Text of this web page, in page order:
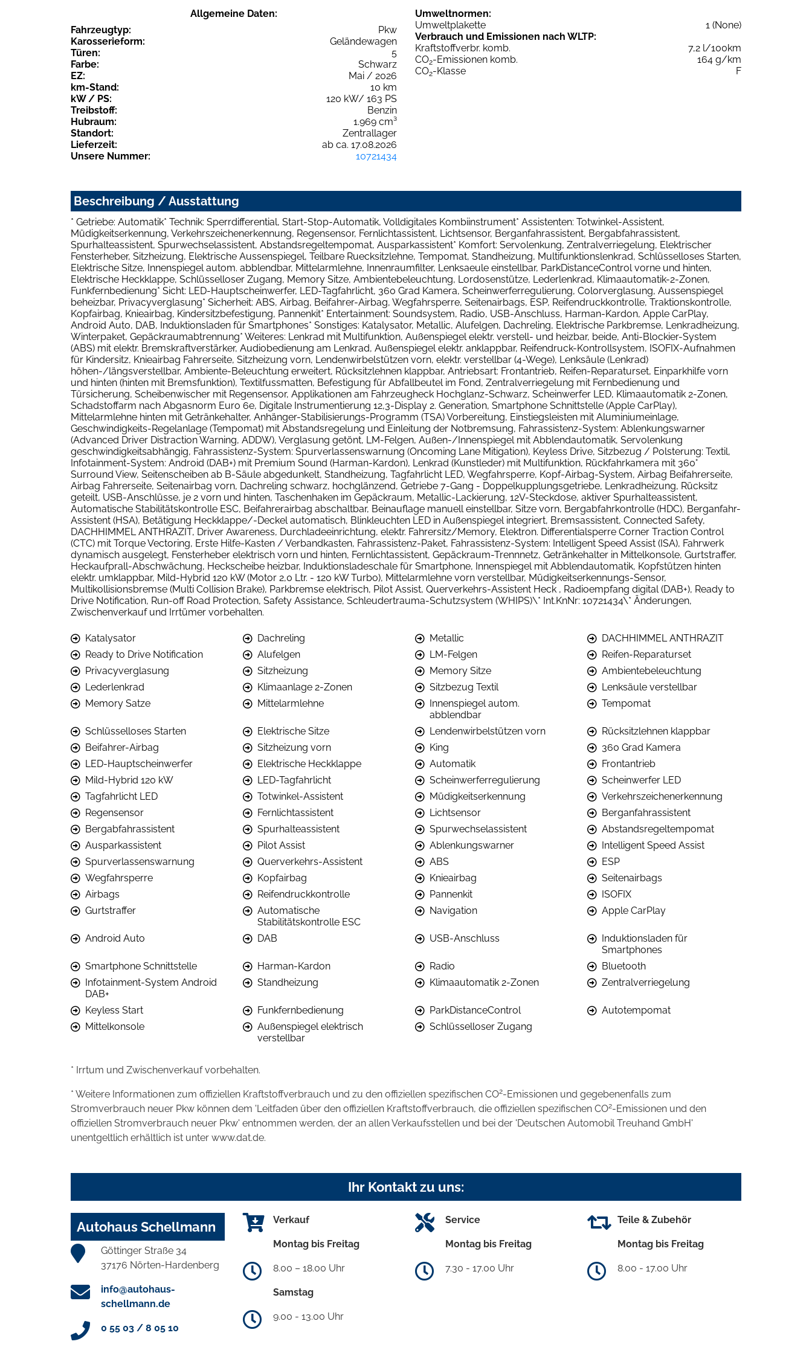
Allgemeine Daten:
Fahrzeugtyp:
Pkw
Karosserieform:
Geländewagen
Türen:
5
Farbe:
Schwarz
EZ:
Mai / 2026
km-Stand:
10 km
kW / PS:
120 kW/ 163 PS
Treibstoff:
Benzin
Hubraum:
1.969 cm³
Standort:
Zentrallager
Lieferzeit:
ab ca. 17.08.2026
Unsere Nummer:
10721434
Umweltnormen:
Umweltplakette
1 (None)
Verbrauch und Emissionen nach WLTP:
Kraftstoffverbr. komb.
7,2 l/100km
CO2-Emissionen komb.
164 g/km
CO2-Klasse F
Beschreibung / Ausstattung
* Getriebe: Automatik* Technik: Sperrdifferential, Start-Stop-Automatik, Volldigitales Kombiinstrument* Assistenten: Totwinkel-Assistent,
Müdigkeitserkennung, Verkehrszeichenerkennung, Regensensor, Fernlichtassistent, Lichtsensor, Berganfahrassistent, Bergabfahrassistent,
Spurhalteassistent, Spurwechselassistent, Abstandsregeltempomat, Ausparkassistent* Komfort: Servolenkung, Zentralverriegelung, Elektrischer
Fensterheber, Sitzheizung, Elektrische Aussenspiegel, Teilbare Ruecksitzlehne, Tempomat, Standheizung, Multifunktionslenkrad, Schlüsselloses Starten,
Elektrische Sitze, Innenspiegel autom. abblendbar, Mittelarmlehne, Innenraumfilter, Lenksaeule einstellbar, ParkDistanceControl vorne und hinten,
Elektrische Heckklappe, Schlüsselloser Zugang, Memory Sitze, Ambientebeleuchtung, Lordosenstütze, Lederlenkrad, Klimaautomatik-2-Zonen,
Funkfernbedienung* Sicht: LED-Hauptscheinwerfer, LED-Tagfahrlicht, 360 Grad Kamera, Scheinwerferregulierung, Colorverglasung, Aussenspiegel
beheizbar, Privacyverglasung* Sicherheit: ABS, Airbag, Beifahrer-Airbag, Wegfahrsperre, Seitenairbags, ESP, Reifendruckkontrolle, Traktionskontrolle,
Kopfairbag, Knieairbag, Kindersitzbefestigung, Pannenkit* Entertainment: Soundsystem, Radio, USB-Anschluss, Harman-Kardon, Apple CarPlay,
Android Auto, DAB, Induktionsladen für Smartphones* Sonstiges: Katalysator, Metallic, Alufelgen, Dachreling, Elektrische Parkbremse, Lenkradheizung,
Winterpaket, Gepäckraumabtrennung* Weiteres: Lenkrad mit Multifunktion, Außenspiegel elektr. verstell- und heizbar, beide, Anti-Blockier-System
(ABS) mit elektr. Bremskraftverstärker, Audiobedienung am Lenkrad, Außenspiegel elektr. anklappbar, Reifendruck-Kontrollsystem, ISOFIX-Aufnahmen
für Kindersitz, Knieairbag Fahrerseite, Sitzheizung vorn, Lendenwirbelstützen vorn, elektr. verstellbar (4-Wege), Lenksäule (Lenkrad)
höhen-/längsverstellbar, Ambiente-Beleuchtung erweitert, Rücksitzlehnen klappbar, Antriebsart: Frontantrieb, Reifen-Reparaturset, Einparkhilfe vorn
und hinten (hinten mit Bremsfunktion), Textilfussmatten, Befestigung für Abfallbeutel im Fond, Zentralverriegelung mit Fernbedienung und
Türsicherung, Scheibenwischer mit Regensensor, Applikationen am Fahrzeugheck Hochglanz-Schwarz, Scheinwerfer LED, Klimaautomatik 2-Zonen,
Schadstoffarm nach Abgasnorm Euro 6e, Digitale Instrumentierung 12,3-Display 2. Generation, Smartphone Schnittstelle (Apple CarPlay),
Mittelarmlehne hinten mit Getränkehalter, Anhänger-Stabilisierungs-Programm (TSA) Vorbereitung, Einstiegsleisten mit Aluminiumeinlage,
Geschwindigkeits-Regelanlage (Tempomat) mit Abstandsregelung und Einleitung der Notbremsung, Fahrassistenz-System: Ablenkungswarner
(Advanced Driver Distraction Warning, ADDW), Verglasung getönt, LM-Felgen, Außen-/Innenspiegel mit Abblendautomatik, Servolenkung
geschwindigkeitsabhängig, Fahrassistenz-System: Spurverlassenswarnung (Oncoming Lane Mitigation), Keyless Drive, Sitzbezug / Polsterung: Textil,
Infotainment-System: Android (DAB+) mit Premium Sound (Harman-Kardon), Lenkrad (Kunstleder) mit Multifunktion, Rückfahrkamera mit 360°
Surround View, Seitenscheiben ab B-Säule abgedunkelt, Standheizung, Tagfahrlicht LED, Wegfahrsperre, Kopf-Airbag-System, Airbag Beifahrerseite,
Airbag Fahrerseite, Seitenairbag vorn, Dachreling schwarz, hochglänzend, Getriebe 7-Gang - Doppelkupplungsgetriebe, Lenkradheizung, Rücksitz
geteilt, USB-Anschlüsse, je 2 vorn und hinten, Taschenhaken im Gepäckraum, Metallic-Lackierung, 12V-Steckdose, aktiver Spurhalteassistent,
Automatische Stabilitätskontrolle ESC, Beifahrerairbag abschaltbar, Beinauflage manuell einstellbar, Sitze vorn, Bergabfahrkontrolle (HDC), Berganfahr-
Assistent (HSA), Betätigung Heckklappe/-Deckel automatisch, Blinkleuchten LED in Außenspiegel integriert, Bremsassistent, Connected Safety,
DACHHIMMEL ANTHRAZIT, Driver Awareness, Durchladeeinrichtung, elektr. Fahrersitz/Memory, Elektron. Differentialsperre Corner Traction Control
(CTC) mit Torque Vectoring, Erste Hilfe-Kasten / Verbandkasten, Fahrassistenz-Paket, Fahrassistenz-System: Intelligent Speed Assist (ISA), Fahrwerk
dynamisch ausgelegt, Fensterheber elektrisch vorn und hinten, Fernlichtassistent, Gepäckraum-Trennnetz, Getränkehalter in Mittelkonsole, Gurtstraffer,
Heckaufprall-Abschwächung, Heckscheibe heizbar, Induktionsladeschale für Smartphone, Innenspiegel mit Abblendautomatik, Kopfstützen hinten
elektr. umklappbar, Mild-Hybrid 120 kW (Motor 2,0 Ltr. - 120 kW Turbo), Mittelarmlehne vorn verstellbar, Müdigkeitserkennungs-Sensor,
Multikollisionsbremse (Multi Collision Brake), Parkbremse elektrisch, Pilot Assist, Querverkehrs-Assistent Heck , Radioempfang digital (DAB+), Ready to
Drive Notification, Run-off Road Protection, Safety Assistance, Schleudertrauma-Schutzsystem (WHIPS)\* Int.KnNr: 10721434\* Änderungen,
Zwischenverkauf und Irrtümer vorbehalten.
Katalysator Dachreling Metallic
DACHHIMMEL ANTHRAZIT
Ready to Drive Notification
Alufelgen LM-Felgen
Reifen-Reparaturset
Privacyverglasung
Sitzheizung Memory Sitze
Ambientebeleuchtung
Lederlenkrad
Klimaanlage 2-Zonen Sitzbezug Textil
Lenksäule verstellbar
Memory Satze
Mittelarmlehne
Innenspiegel autom.
abblendbar
Tempomat
Schlüsselloses Starten Elektrische Sitze Lendenwirbelstützen vorn
Rücksitzlehnen klappbar
Beifahrer-Airbag
Sitzheizung vorn King
360 Grad Kamera
LED-Hauptscheinwerfer
Elektrische Heckklappe Automatik
Frontantrieb
Mild-Hybrid 120 kW
LED-Tagfahrlicht Scheinwerferregulierung
Scheinwerfer LED
Tagfahrlicht LED
Totwinkel-Assistent Müdigkeitserkennung
Verkehrszeichenerkennung
Regensensor
Fernlichtassistent Lichtsensor
Berganfahrassistent
Bergabfahrassistent
Spurhalteassistent Spurwechselassistent
Abstandsregeltempomat
Ausparkassistent
Pilot Assist Ablenkungswarner
Intelligent Speed Assist
Spurverlassenswarnung
Querverkehrs-Assistent ABS
ESP
Wegfahrsperre
Kopfairbag Knieairbag
Seitenairbags
Airbags
Reifendruckkontrolle Pannenkit
ISOFIX
Gurtstraffer
Automatische
Stabilitätskontrolle ESC
Navigation Apple CarPlay
Android Auto DAB USB-Anschluss
Induktionsladen für
Smartphones
Smartphone Schnittstelle
Harman-Kardon Radio
Bluetooth
Infotainment-System Android
DAB+
Standheizung Klimaautomatik 2-Zonen Zentralverriegelung
Keyless Start Funkfernbedienung ParkDistanceControl
Autotempomat
Mittelkonsole
Außenspiegel elektrisch
verstellbar
Schlüsselloser Zugang
* Irrtum und Zwischenverkauf vorbehalten.
* Weitere Informationen zum offiziellen Kraftstoffverbrauch und zu den offiziellen spezifischen CO2-Emissionen und gegebenenfalls zum
Stromverbrauch neuer Pkw können dem 'Leitfaden über den offiziellen Kraftstoffverbrauch, die offiziellen spezifischen CO2-Emissionen und den
offiziellen Stromverbrauch neuer Pkw' entnommen werden, der an allen Verkaufsstellen und bei der 'Deutschen Automobil Treuhand GmbH'
unentgeltlich erhältlich ist unter www.dat.de.
Ihr Kontakt zu uns:
Autohaus Schellmann
Göttinger Straße 34
37176 Nörten-Hardenberg
info@autohaus-
schellmann.de
0 55 03 / 8 05 10
Verkauf
Montag bis Freitag
8.00 – 18.00 Uhr
Samstag
9.00 - 13.00 Uhr
Service
Montag bis Freitag
7.30 - 17.00 Uhr
Teile & Zubehör
Montag bis Freitag
8.00 - 17.00 Uhr